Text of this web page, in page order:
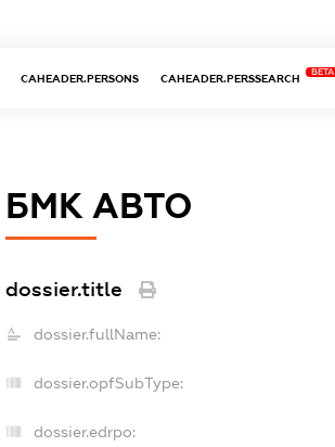
CAHEADER.PERSONS CAHEADER.PERSSEARCH
BETA
БМК АВТО
dossier.title
dossier.fullName:
dossier.opfSubType:
dossier.edrpo: